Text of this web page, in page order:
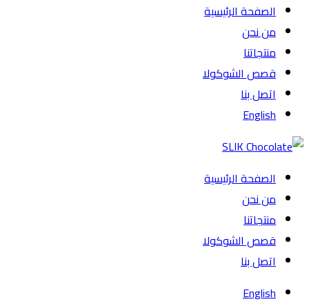
الصفحة الرئيسية
من نحن
منتجاتنا
قصص الشوكولا
اتصل بنا
English
الصفحة الرئيسية
من نحن
منتجاتنا
قصص الشوكولا
اتصل بنا
English